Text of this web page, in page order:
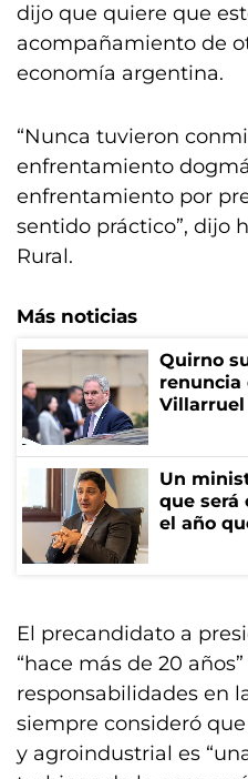
dijo que quiere que
acompañamiento de
economía argentina.
“Nunca tuvieron
enfrentamiento
enfrentamiento por
sentido práctico”, dijo
Rural.
Más noticias
Quirno
renuncia
Villarruel
Un
que será
el año
El precandidato a
“hace más de 20
responsabilidades en
siempre consideró
y agroindustrial es